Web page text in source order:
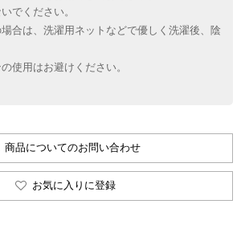
でください。
合は、洗濯用ネットなどで優しく洗濯後、陰
使用はお避けください。
商品についてのお問い合わせ
お気に入りに登録